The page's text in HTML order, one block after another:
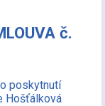
č.
poskytnutí
Hošťálková